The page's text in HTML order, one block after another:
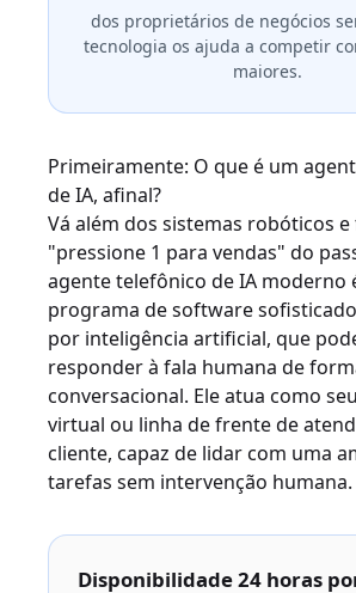
dos proprietários de negócios
tecnologia os ajuda a competir
maiores.
Primeiramente: O que é um
de IA, afinal?
Vá além dos sistemas robóticos
"pressione 1 para vendas" do
agente telefônico de IA moderno
programa de software
por inteligência artificial, que
responder à fala humana de
conversacional. Ele atua como
virtual ou linha de frente de
cliente, capaz de lidar com uma
tarefas sem intervenção humana.
Disponibilidade 24 horas